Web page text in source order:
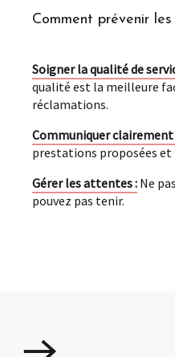
Comment prévenir
Soigner la qualité de
qualité est la meilleure
réclamations.
Communiquer clairement
prestations proposées
Gérer les attentes : Ne
pouvez pas tenir.